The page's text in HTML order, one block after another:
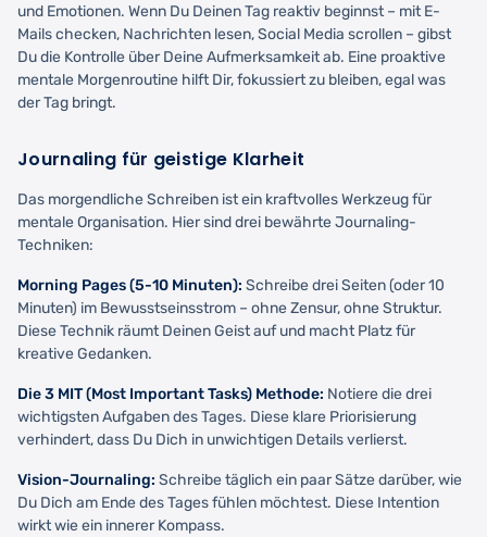
und Emotionen. Wenn Du Deinen Tag reaktiv beginnst – mit E-
Mails checken, Nachrichten lesen, Social Media scrollen – gibst
Du die Kontrolle über Deine Aufmerksamkeit ab. Eine proaktive
mentale Morgenroutine hilft Dir, fokussiert zu bleiben, egal was
der Tag bringt.
Journaling für geistige Klarheit
Das morgendliche Schreiben ist ein kraftvolles Werkzeug für
mentale Organisation. Hier sind drei bewährte Journaling-
Techniken:
Morning Pages (5-10 Minuten): Schreibe drei Seiten (oder 10
Minuten) im Bewusstseinsstrom – ohne Zensur, ohne Struktur.
Diese Technik räumt Deinen Geist auf und macht Platz für
kreative Gedanken.
Die 3 MIT (Most Important Tasks) Methode: Notiere die drei
wichtigsten Aufgaben des Tages. Diese klare Priorisierung
verhindert, dass Du Dich in unwichtigen Details verlierst.
Vision-Journaling: Schreibe täglich ein paar Sätze darüber, wie
Du Dich am Ende des Tages fühlen möchtest. Diese Intention
wirkt wie ein innerer Kompass.